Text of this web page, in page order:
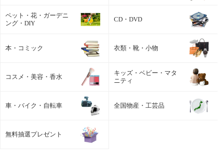
ペット・花・ガーデニ
ング・DIY
CD・DVD
本・コミック 衣類・靴・小物
コスメ・美容・香水
キッズ・ベビー・マタ
ニティ
車・バイク・自転車 全国物産・工芸品
無料抽選プレゼント